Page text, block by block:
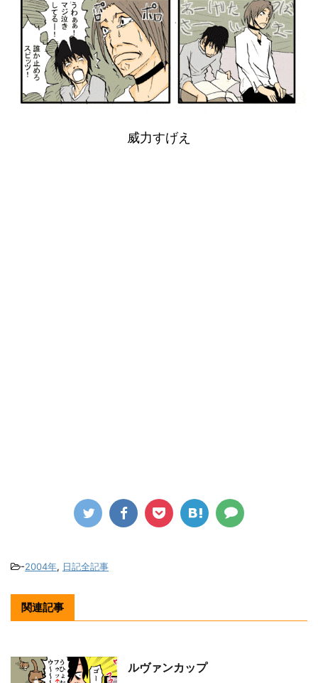
威力すげえ
-2004年, 日記全記事
関連記事
ルヴァンカップ